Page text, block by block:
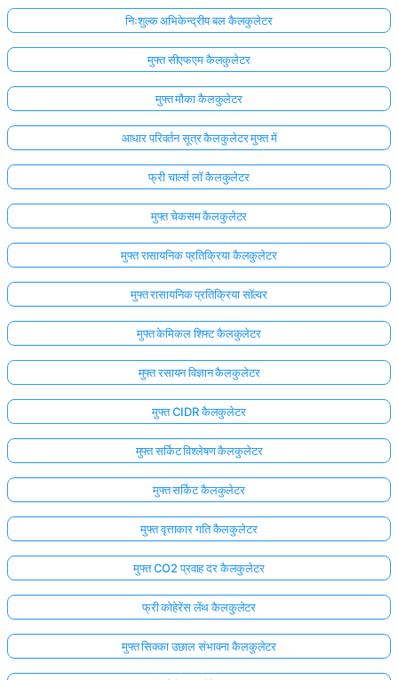
निःशुल्क अभिकेन्द्रीय बल कैलकुलेटर
मुफ्त सीएफएम कैलकुलेटर
मुफ्त मौका कैलकुलेटर
आधार परिवर्तन सूत्र कैलकुलेटर मुफ्त में
फ्री चार्ल्स लॉ कैलकुलेटर
मुफ्त चेकसम कैलकुलेटर
मुफ्त रासायनिक प्रतिक्रिया कैलकुलेटर
मुफ्त रासायनिक प्रतिक्रिया सॉल्वर
मुफ्त केमिकल शिफ्ट कैलकुलेटर
मुफ्त रसायन विज्ञान कैलकुलेटर
मुफ्त CIDR कैलकुलेटर
मुफ्त सर्किट विश्लेषण कैलकुलेटर
मुफ्त सर्किट कैलकुलेटर
मुफ्त वृत्ताकार गति कैलकुलेटर
मुफ्त CO2 प्रवाह दर कैलकुलेटर
फ्री कोहेरेंस लेंथ कैलकुलेटर
मुफ्त सिक्का उछाल संभावना कैलकुलेटर